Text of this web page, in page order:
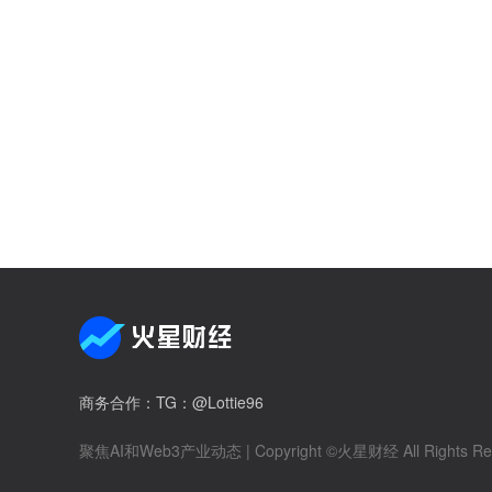
商务合作 ：TG：@Lottie96
聚焦AI和Web3产业动态 | Copyright ©火星财经 All Rights